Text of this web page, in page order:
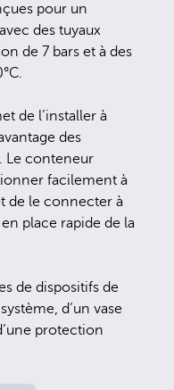
pour un
des tuyaux
de 7 bars et à des
de l’installer à
des
Le conteneur
facilement à
de le connecter à
place rapide de la
de dispositifs de
d’un vase
protection